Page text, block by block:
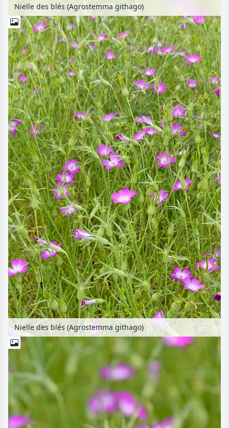
Nielle des blés (Agrostemma githago)
Nielle des blés (Agrostemma githago)